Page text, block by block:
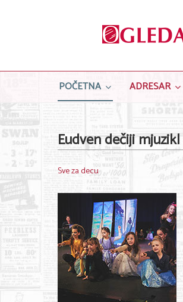
POČETNA ADRESAR
Eudven dečiji
Sve za decu